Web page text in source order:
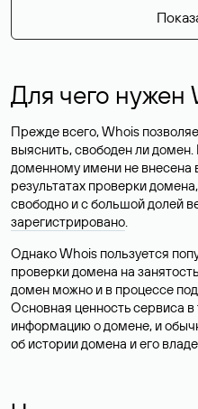
Для чего нужен
Прежде всего, Whois
выяснить, свободен ли
доменному имени не внесена
результатах проверки
свободно и с большой долей
зарегистрировано.
Однако Whois пользуется
проверки домена на
домен можно и в процессе
Основная ценность сервиса
информацию о домене, и
об истории домена и его